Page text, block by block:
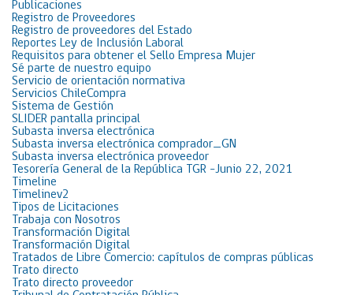
Publicaciones
Registro de Proveedores
Registro de proveedores del Estado
Reportes Ley de Inclusión Laboral
Requisitos para obtener el Sello Empresa Mujer
Sé parte de nuestro equipo
Servicio de orientación normativa
Servicios ChileCompra
Sistema de Gestión
SLIDER pantalla principal
Subasta inversa electrónica
Subasta inversa electrónica comprador_GN
Subasta inversa electrónica proveedor
Tesorería General de la República TGR -Junio 22, 2021
Timeline
Timelinev2
Tipos de Licitaciones
Trabaja con Nosotros
Transformación Digital
Transformación Digital
Tratados de Libre Comercio: capítulos de compras públicas
Trato directo
Trato directo proveedor